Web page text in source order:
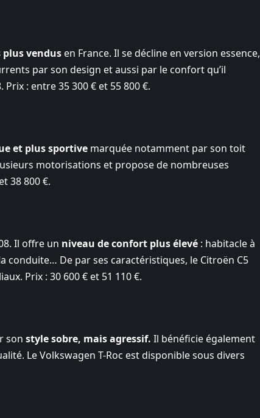
plus vendus en France. Il se décline en version essence,
par son design et aussi par le confort qu’il
: entre 35 300 € et 55 800 €.
et plus sportive marquée notamment par son toit
motorisations et propose de nombreuses
38 800 €.
Il offre un niveau de confort plus élevé : habitacle à
conduite… De par ses caractéristiques, le Citroën C5
Prix : 30 600 € et 51 110 €.
son style sobre, mais agressif. Il bénéficie également
Le Volkswagen T-Roc est disponible sous divers